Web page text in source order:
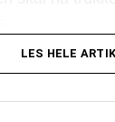
LES HELE